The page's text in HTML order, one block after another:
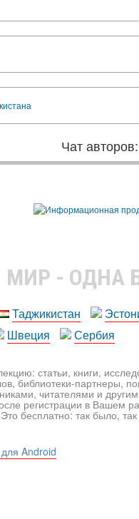
Чат авторов:
- ОДНА
Таджикистан
Швеция Сербия
статьи, книги,
библиотеки-партнеры,
читателями и
регистрации в Вашем
бесплатно: так было, так
Android